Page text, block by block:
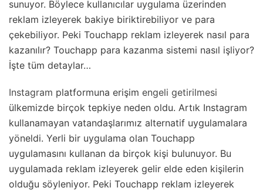
sunuyor. Böylece kullanıcılar uygulama üzerinden
reklam izleyerek bakiye biriktirebiliyor ve para
çekebiliyor. Peki Touchapp reklam izleyerek nasıl para
kazanılır? Touchapp para kazanma sistemi nasıl işliyor?
İşte tüm detaylar…
Instagram platformuna erişim engeli getirilmesi
ülkemizde birçok tepkiye neden oldu. Artık Instagram
kullanamayan vatandaşlarımız alternatif uygulamalara
yöneldi. Yerli bir uygulama olan Touchapp
uygulamasını kullanan da birçok kişi bulunuyor. Bu
uygulamada reklam izleyerek gelir elde eden kişilerin
olduğu söyleniyor. Peki Touchapp reklam izleyerek